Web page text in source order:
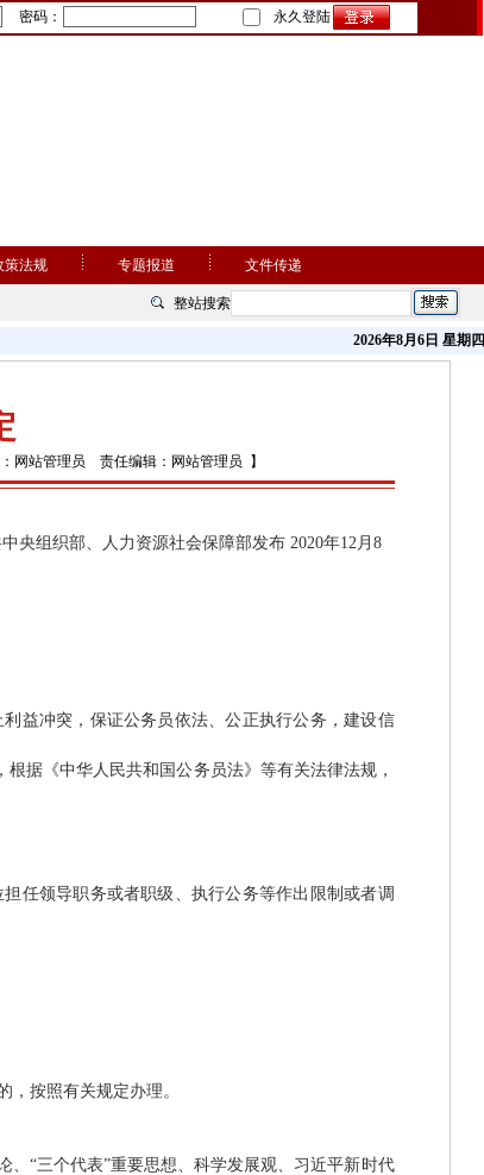
密码： 永久登陆
策法规 专题报道 文件传递
整站搜索
2026年8月6日 星期四
网站管理员 责任编辑：网站管理员 】
央组织部、人力资源社会保障部发布 2020年12月8
益冲突，保证公务员依法、公正执行公务，建设信
据《中华人民共和国公务员法》等有关法律法规，
任领导职务或者职级、执行公务等作出限制或者调
按照有关规定办理。
“三个代表”重要思想、科学发展观、习近平新时代